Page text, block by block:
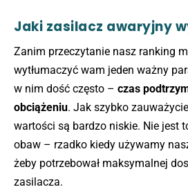
Jaki zasilacz awaryjny
Zanim przeczytanie nasz ranking
wytłumaczyć wam jeden ważny
w nim dość często – czas
obciążeniu. Jak szybko
wartości są bardzo niskie. Nie jest
obaw – rzadko kiedy używamy
żeby potrzebował maksymalnej
zasilacza.